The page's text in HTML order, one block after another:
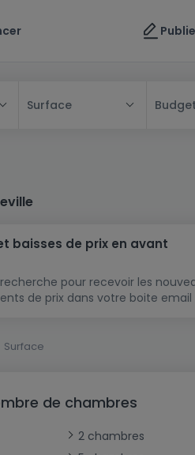
Surface Budget
baisses de prix en avant
pour recevoir les
de prix dans votre boite email
Surface
de chambres
2 chambres